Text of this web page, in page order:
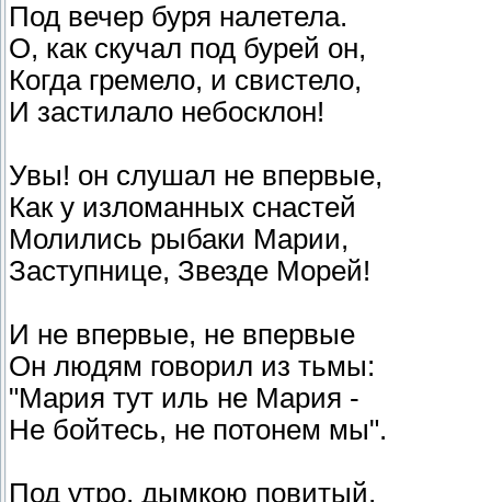
Под вечер буря налетела.
О, как скучал под бурей он,
Когда гремело, и свистело,
И застилало небосклон!
Увы! он слушал не впервые,
Как у изломанных снастей
Молились рыбаки Марии,
Заступнице, Звезде Морей!
И не впервые, не впервые
Он людям говорил из тьмы:
"Мария тут иль не Мария -
Не бойтесь, не потонем мы".
Под утро, дымкою повитый,